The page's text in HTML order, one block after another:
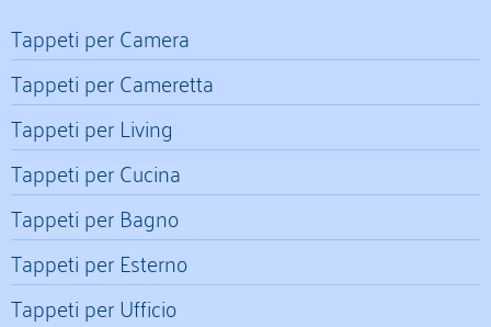
Tappeti per Camera
Tappeti per Cameretta
Tappeti per Living
Tappeti per Cucina
Tappeti per Bagno
Tappeti per Esterno
Tappeti per Ufficio